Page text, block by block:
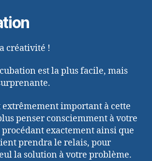
créativité !
est la plus facile, mais
extrêmement important à cette
penser consciemment à votre
procédant exactement ainsi que
prendra le relais, pour
la solution à votre problème.